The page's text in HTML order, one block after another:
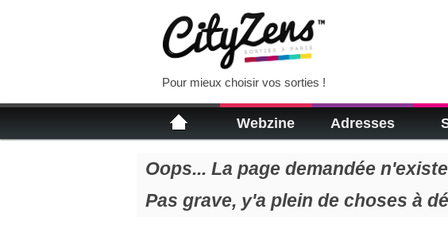
Pour mieux choisir vos sorties !
Webzine Adresses
Oops... La page demandée
Pas grave, y'a plein de choses à